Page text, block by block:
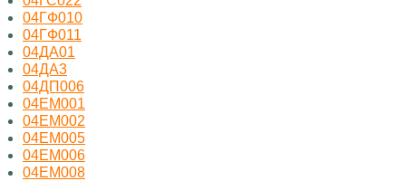
04ГФ010
04ГФ011
04ДА01
04ДА3
04ДП006
04ЕМ001
04ЕМ002
04ЕМ005
04ЕМ006
04ЕМ008